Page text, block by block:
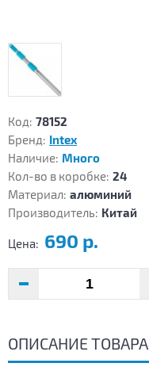
Код: 78152
Бренд: Intex
Наличие: Много
Кол-во в коробке: 24
Материал: алюминий
Производитель: Китай
Цена: 690 р.
ОПИСАНИЕ ТОВАРА